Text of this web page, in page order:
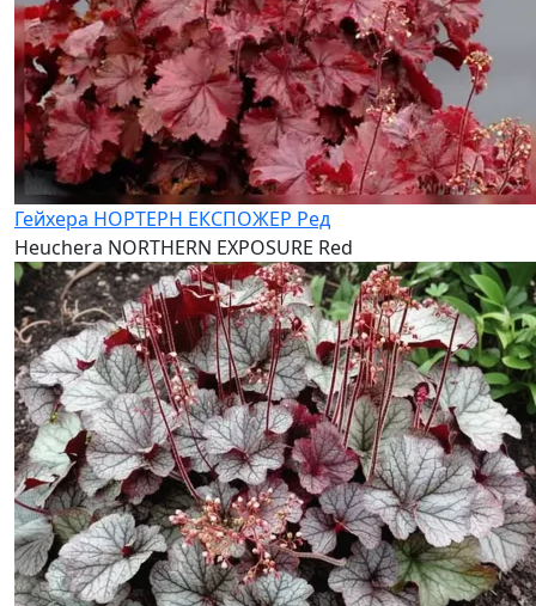
Гейхера НОРТЕРН ЕКСПОЖЕР Ред
Heuchera NORTHERN EXPOSURE Red